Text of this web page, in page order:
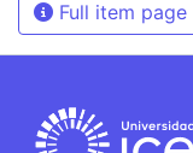
Full item page